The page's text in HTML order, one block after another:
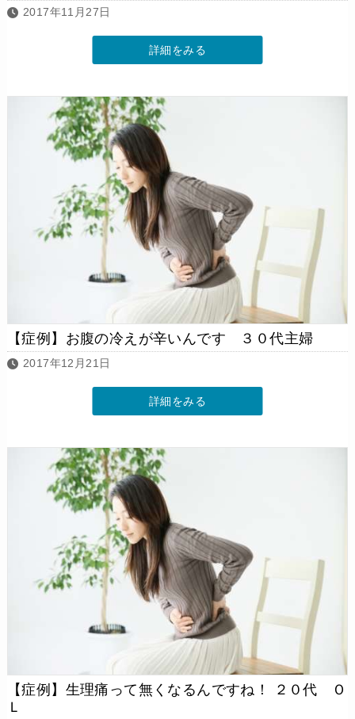
2017年11月27日
詳細をみる
【症例】お腹の冷えが辛いんです ３０代主婦
2017年12月21日
詳細をみる
【症例】生理痛って無くなるんですね！ ２０代 Ｏ
Ｌ